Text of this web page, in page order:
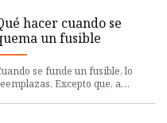
hacer cuando se
un fusible
se funde un fusible, lo
Excepto que, a